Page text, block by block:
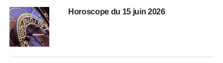
Horoscope du 15 juin 2026